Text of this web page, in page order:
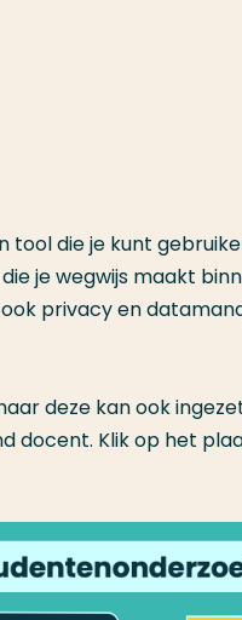
die je kunt
die je wegwijs maakt
privacy en
deze kan ook
docent. Klik op het